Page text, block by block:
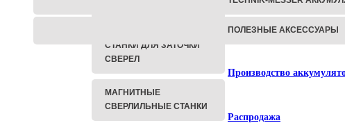
СТАНКИ ДЛЯ ЗАТОЧКИ
СВЕРЕЛ
МАГНИТНЫЕ
СВЕРЛИЛЬНЫЕ СТАНКИ
ПОЛЕЗНЫЕ АКСЕССУАРЫ
Производство
Распродажа